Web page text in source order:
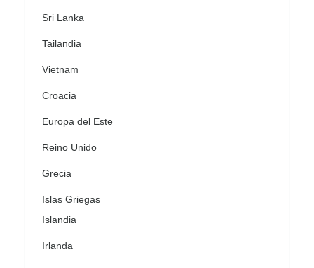
Sri Lanka
Tailandia
Vietnam
Croacia
Europa del Este
Reino Unido
Grecia
Islas Griegas
Islandia
Irlanda